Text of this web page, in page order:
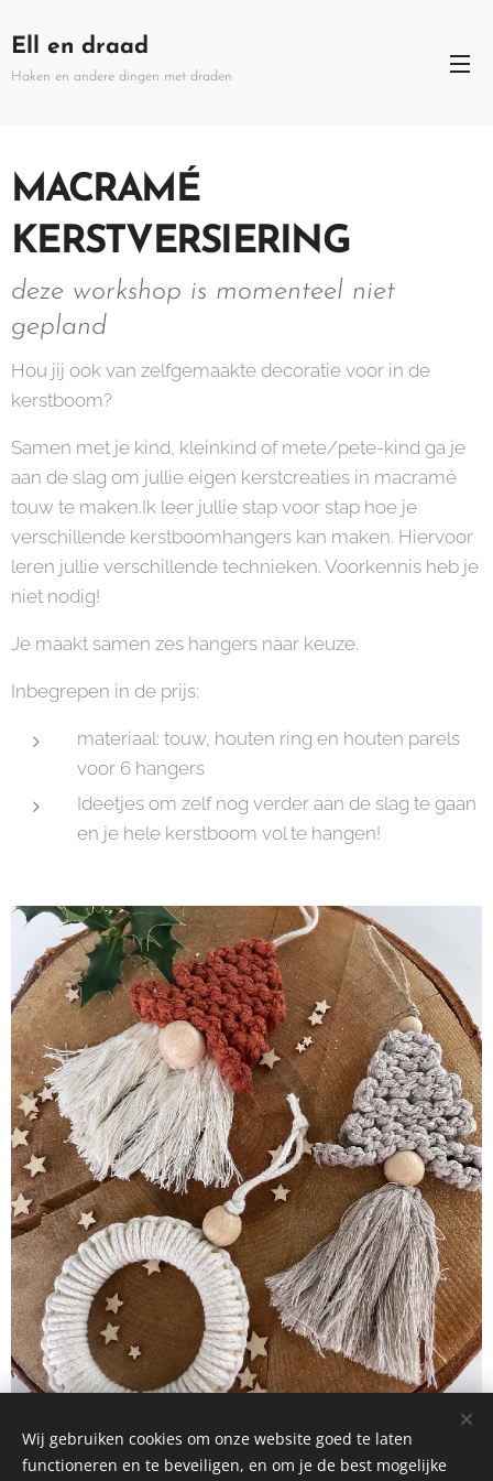
Ell en draad
Haken en andere dingen met draden
MACRAMÉ
KERSTVERSIERING
deze workshop is momenteel niet
gepland
Hou jij ook van zelfgemaakte decoratie voor in de
kerstboom?
Samen met je kind, kleinkind of mete/pete-kind ga je
aan de slag om jullie eigen kerstcreaties in macramé
touw te maken.Ik leer jullie stap voor stap hoe je
verschillende kerstboomhangers kan maken. Hiervoor
leren jullie verschillende technieken. Voorkennis heb je
niet nodig!
Je maakt samen zes hangers naar keuze.
Inbegrepen in de prijs:
materiaal: touw, houten ring en houten parels
voor 6 hangers
Ideetjes om zelf nog verder aan de slag te gaan
en je hele kerstboom vol te hangen!
Wij gebruiken cookies om onze website goed te laten
functioneren en te beveiligen, en om je de best mogelijke